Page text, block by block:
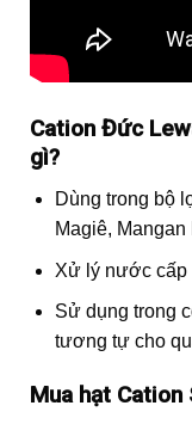
Cation Đức
gì?
Dùng trong bộ
Magiê, Mangan
Xử lý nước
Sử dụng trong
tương tự cho
Mua hạt